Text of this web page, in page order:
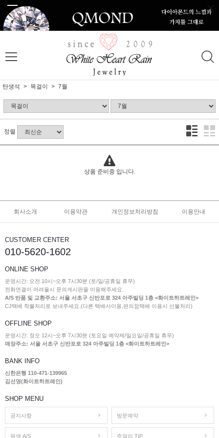
탄생석 목걸이 7월
정렬
상품 준비중 입니다.
회사소개 이용약관 개인정보처리방침 이용안내
CUSTOMER CENTER
010-5620-1602
ONLINE SHOP
운영시간: 오전 10시~오후 7시30분 (토/일/공휴일 휴무)
전화연결이 어려울시 문의게시판을 이용해주세요.
A/S 반품 및 교환주소: 서울 서초구 신반포로 324 아주빌딩 1층 <화이트하트레인>
CJ택배 착불처리로 보내주세요.(다른 택배사이용,편의점택배 이용시 선불처리)
OFFLINE SHOP
운영시간: 정오 12시~오후 7시30분 (토요일 예약제/일요일/공휴일 휴무)
매장주소: 서울 서초구 신반포로 324 아주빌딩 1층 <화이트하트레인>
BANK INFO
신한은행 110-471-139965
김선영(화이트하트레인)
SHOP MENU
공지사항 방문예약
평생 A/S 주얼리 TIP